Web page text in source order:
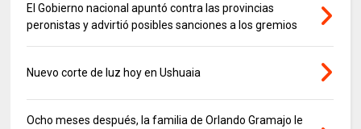
El Gobierno nacional apuntó contra las provincias
peronistas y advirtió posibles sanciones a los gremios
Nuevo corte de luz hoy en Ushuaia
Ocho meses después, la familia de Orlando Gramajo le